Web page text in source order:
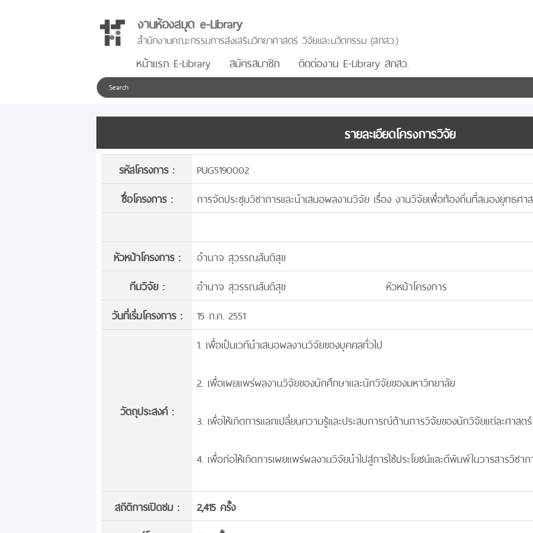
งานห้องสมุด e-Library
สำนักงานคณะกรรมการส่งเสริมวิทยาศาสตร์ วิจัยและนวัตกรรม (สกสว.)
หน้าแรก E-Library สมัครสมาชิก ติดต่องาน E-Library สกสว.
รายละเอียดโครงการวิจัย
รหัสโครงการ :
PUG5190002
ชื่อโครงการ :
การจัดประชุมวิชาการและนำเสนอผลงานวิจัย เรื่อง งานวิจัยเพื่อท้องถิ่นที่สนองยุทธ
หัวหน้าโครงการ :
อำนาจ สุวรรณสันติสุข
ทีมวิจัย :
อำนาจ สุวรรณสันติสุข
หัวหน้าโครงการ
วันที่เริ่มโครงการ :
15 ก.ค. 2551
วัตถุประสงค์ :
1. เพื่อเป็นเวทีนำเสนอผลงานวิจัยของบุคคลทั่วไป
2. เพื่อเผยแพร่ผลงานวิจัยของนักศึกษาและนักวิจัยของมหาวิทยาลัย
3. เพื่อให้เกิดการแลกเปลี่ยนความรู้และประสบการณ์ด้านการวิจัยของนักวิจัยแต่ละศาสตร์
4. เพื่อก่อให้เกิดการเผยแพร่ผลงานวิจัยนำไปสู่การใช้ประโยชน์และตีพิมพ์ในวารสารวิชา
สถิติการเปิดชม :
2,415 ครั้ง